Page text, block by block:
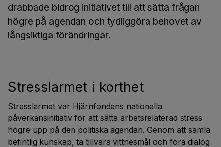
drabbade bidrog initiativet till att sätta frågan
högre på agendan och tydliggöra behovet av
långsiktiga förändringar.
Stresslarmet i korthet
Stresslarmet var Hjärnfondens nationella
påverkansinitiativ för att sätta arbetsrelaterad stress
högre upp på den politiska agendan. Genom att samla
befintlig kunskap, ta tillvara vittnesmål och föra dialog